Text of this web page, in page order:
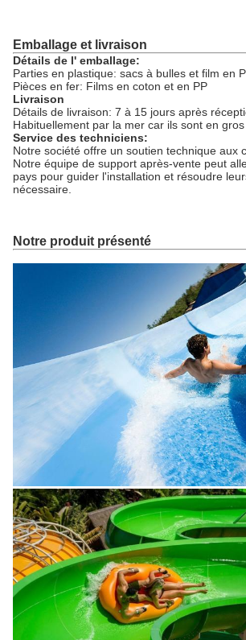
Emballage et livraison
Détails de l' emballage:
Parties en plastique: sacs à bulles et film en
Pièces en fer: Films en coton et en PP
Livraison
Détails de livraison: 7 à 15 jours après
Habituellement par la mer car ils sont en gros
Service des techniciens:
Notre société offre un soutien technique aux
Notre équipe de support après-vente peut
pays pour guider l'installation et résoudre
nécessaire.
Notre produit présenté